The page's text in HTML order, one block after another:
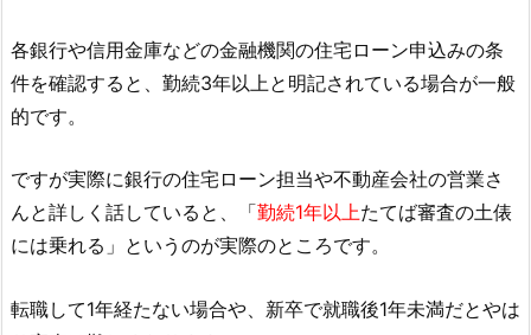
各銀行や信用金庫などの金融機関の住宅ローン申込みの条
件を確認すると、勤続3年以上と明記されている場合が一般
的です。
ですが実際に銀行の住宅ローン担当や不動産会社の営業さ
んと詳しく話していると、「勤続1年以上たてば審査の土俵
には乗れる」というのが実際のところです。
転職して1年経たない場合や、新卒で就職後1年未満だとやは